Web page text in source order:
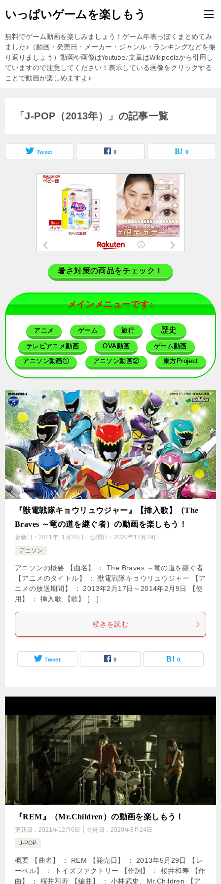
いっぱいゲームを楽しもう
無料でゲーム動画を楽しみましょう！ゲーム年表っぽくまとめてみ
ました♪（動画・発売日・メーカー・ジャンル・ランキングなどを振
り返りましょう）動画や画像はYoutube♪文章はWikipediaから引用し
ていますので注意してください！表示している画像をクリックする
ことで動画が楽しめますよ♪
「J-POP（2013年）」の記事一覧
Tweet 0 0
暑さ対策の商品をチェック！
メインメニューです♪
アニメ ゲーム 旅行 歴史
テレビアニメ動画 OVA動画 ゲーム動画
アニソン動画① アニソン動画② 東方Project
『獣電戦隊キョウリュウジャー』【挿入歌】（The
Braves ～竜の道を継ぐ者）の動画を楽しもう！
更新日： 2021年11月20日 公開日： 2020年12月29日
アニソン
アニソンの概要 【曲名】 ： The Braves ～竜の道を継ぐ者
【アニメのタイトル】 ： 獣電戦隊キョウリュウジャー 【ア
ニメの放送期間】 ： 2013年2月17日～2014年2月9日 【使
用】 ： 挿入歌 【歌】 […]
続きを読む
Tweet 0 0
『REM』（Mr.Children）の動画を楽しもう！
更新日： 2021年12月6日 公開日： 2020年8月24日
J-POP
概要 【曲名】 ： REM 【発売日】 ： 2013年5月29日 【レ
ーベル】 ： トイズファクトリー 【作詞】 ： 桜井和寿 【作
曲】 ： 桜井和寿 【編曲】 ： 小林武史、Mr.Children 【ア